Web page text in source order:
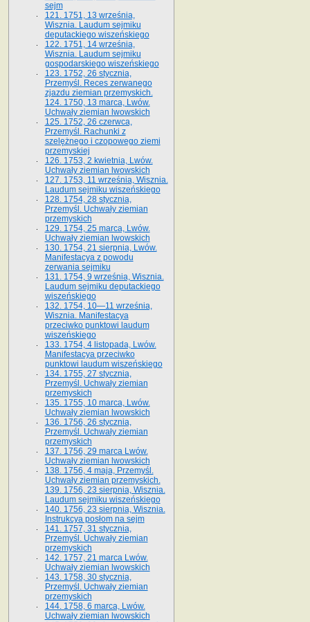
sejm
121. 1751, 13 września,
Wisznia. Laudum sejmiku
deputackiego wiszeńskiego
122. 1751, 14 września,
Wisznia. Laudum sejmiku
gospodarskiego wiszeńskiego
123. 1752, 26 stycznia,
Przemyśl. Reces zerwanego
zjazdu ziemian przemyskich.
124. 1750, 13 marca, Lwów.
Uchwały ziemian lwowskich
125. 1752, 26 czerwca,
Przemyśl. Rachunki z
szelężnego i czopowego ziemi
przemyskiej
126. 1753, 2 kwietnia, Lwów.
Uchwały ziemian lwowskich
127. 1753, 11 września, Wisznia.
Laudum sejmiku wiszeńskiego
128. 1754, 28 stycznia,
Przemyśl. Uchwały ziemian
przemyskich
129. 1754, 25 marca, Lwów.
Uchwały ziemian lwowskich
130. 1754, 21 sierpnia, Lwów.
Manifestacya z powodu
zerwania sejmiku
131. 1754, 9 września, Wisznia.
Laudum sejmiku deputackiego
wiszeńskiego
132. 1754, 10—11 września,
Wisznia. Manifestacya
przeciwko punktowi laudum
wiszeńskiego
133. 1754, 4 listopada, Lwów.
Manifestacya przeciwko
punktowi laudum wiszeńskiego
134. 1755, 27 stycznia,
Przemyśl. Uchwały ziemian
przemyskich
135. 1755, 10 marca, Lwów.
Uchwały ziemian lwowskich
136. 1756, 26 stycznia,
Przemyśl. Uchwały ziemian
przemyskich
137. 1756, 29 marca Lwów.
Uchwały ziemian lwowskich
138. 1756, 4 maja, Przemyśl.
Uchwały ziemian przemyskich.
139. 1756, 23 sierpnia, Wisznia.
Laudum sejmiku wiszeńskiego
140. 1756, 23 sierpnia, Wisznia.
Instrukcya posłom na sejm
141. 1757, 31 stycznia,
Przemyśl. Uchwały ziemian
przemyskich
142. 1757, 21 marca Lwów.
Uchwały ziemian lwowskich
143. 1758, 30 stycznia,
Przemyśl. Uchwały ziemian
przemyskich
144. 1758, 6 marca, Lwów.
Uchwały ziemian lwowskich